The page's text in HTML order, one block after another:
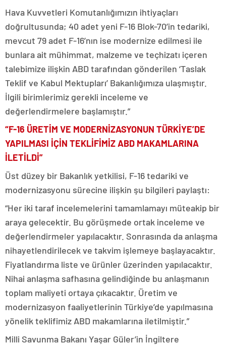
Hava Kuvvetleri Komutanlığımızın ihtiyaçları
doğrultusunda; 40 adet yeni F-16 Blok-70’in tedariki,
mevcut 79 adet F-16’nın ise modernize edilmesi ile
bunlara ait mühimmat, malzeme ve teçhizatı içeren
talebimize ilişkin ABD tarafından gönderilen ‘Taslak
Teklif ve Kabul Mektupları’ Bakanlığımıza ulaşmıştır.
İlgili birimlerimiz gerekli inceleme ve
değerlendirmelere başlamıştır.”
“F-16 ÜRETİM VE MODERNİZASYONUN TÜRKİYE’DE
YAPILMASI İÇİN TEKLİFİMİZ ABD MAKAMLARINA
İLETİLDİ”
Üst düzey bir Bakanlık yetkilisi, F-16 tedariki ve
modernizasyonu sürecine ilişkin şu bilgileri paylaştı:
“Her iki taraf incelemelerini tamamlamayı müteakip bir
araya gelecektir. Bu görüşmede ortak inceleme ve
değerlendirmeler yapılacaktır. Sonrasında da anlaşma
nihayetlendirilecek ve takvim işlemeye başlayacaktır.
Fiyatlandırma liste ve ürünler üzerinden yapılacaktır.
Nihai anlaşma safhasına gelindiğinde bu anlaşmanın
toplam maliyeti ortaya çıkacaktır. Üretim ve
modernizasyon faaliyetlerinin Türkiye’de yapılmasına
yönelik teklifimiz ABD makamlarına iletilmiştir.”
Milli Savunma Bakanı Yaşar Güler’in İngiltere